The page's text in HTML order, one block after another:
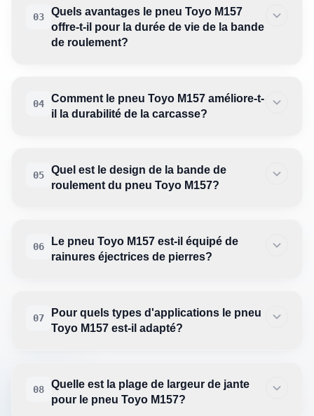
03
Quels avantages le pneu Toyo M157
offre-t-il pour la durée de vie de la bande
de roulement?
04
Comment le pneu Toyo M157 améliore-t-
il la durabilité de la carcasse?
05
Quel est le design de la bande de
roulement du pneu Toyo M157?
06
Le pneu Toyo M157 est-il équipé de
rainures éjectrices de pierres?
07
Pour quels types d'applications le pneu
Toyo M157 est-il adapté?
08
Quelle est la plage de largeur de jante
pour le pneu Toyo M157?